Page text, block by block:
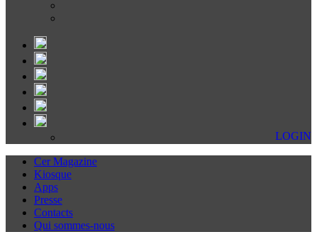
LOGIN
Cer Magazine
Kiosque
Apps
Presse
Contacts
Qui sommes-nous